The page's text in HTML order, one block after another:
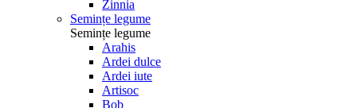
Zinnia
Semințe legume
Semințe legume
Arahis
Ardei dulce
Ardei iute
Artisoc
Bob